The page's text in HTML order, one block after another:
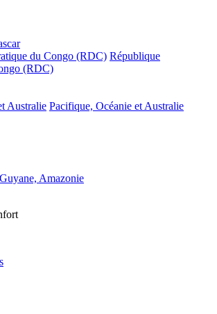
du Congo (RDC) République
(RDC)
Australie Pacifique, Océanie et Australie
Guyane, Amazonie